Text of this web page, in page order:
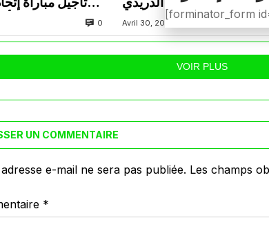
0
بالتراضي
Avril 30, 2026
VOIR PLUS
UN COMMENTAIRE
e-mail ne sera pas publiée. Les champs
*
[forminator_form